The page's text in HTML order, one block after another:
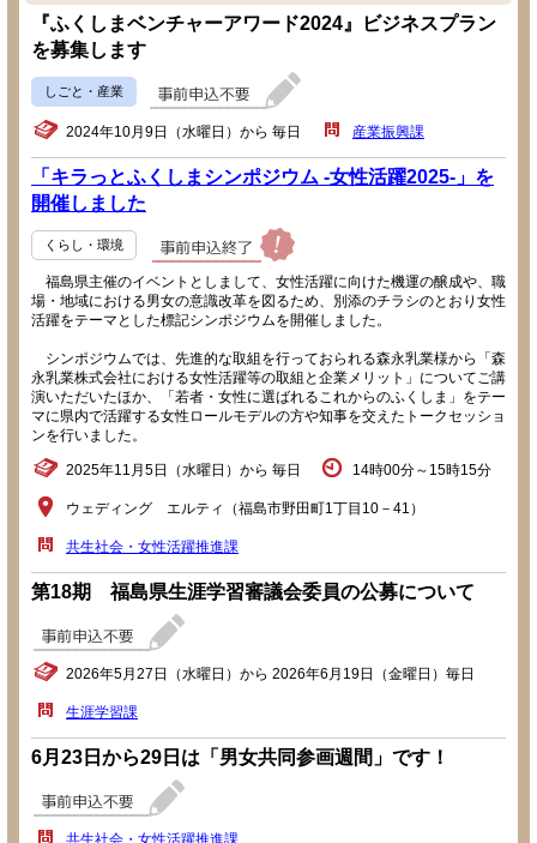
『ふくしまベンチャーアワード2024』ビジネスプラン
を募集します
しごと・産業
2024年10月9日（水曜日）から 毎日 産業振興課
「キラっとふくしまシンポジウム -女性活躍2025-」を
開催しました
くらし・環境
福島県主催のイベントとしまして、女性活躍に向けた機運の醸成や、職
場・地域における男女の意識改革を図るため、別添のチラシのとおり女性
活躍をテーマとした標記シンポジウムを開催しました。
シンポジウムでは、先進的な取組を行っておられる森永乳業様から「森
永乳業株式会社における女性活躍等の取組と企業メリット」についてご講
演いただいたほか、「若者・女性に選ばれるこれからのふくしま」をテー
マに県内で活躍する女性ロールモデルの方や知事を交えたトークセッショ
ンを行いました。
2025年11月5日（水曜日）から 毎日 14時00分～15時15分
ウェディング エルティ（福島市野田町1丁目10－41）
共生社会・女性活躍推進課
第18期 福島県生涯学習審議会委員の公募について
2026年5月27日（水曜日）から 2026年6月19日（金曜日）毎日
生涯学習課
6月23日から29日は「男女共同参画週間」です！
共生社会・女性活躍推進課